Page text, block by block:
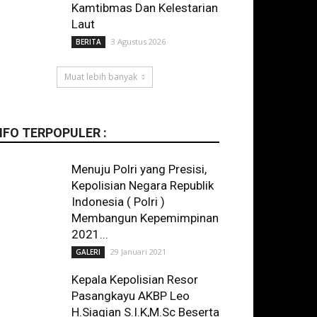
Kamtibmas Dan Kelestarian
Laut
BERITA 3 Agustus 2026
Muat lebih banyak
TERPOPULER :
Menuju Polri yang Presisi,
Kepolisian Negara Republik
Indonesia ( Polri )
Membangun Kepemimpinan
2021...
GALERI 29 Januari 2021
Kepala Kepolisian Resor
Pasangkayu AKBP Leo
H.Siagian S.I.K,M.Sc Beserta